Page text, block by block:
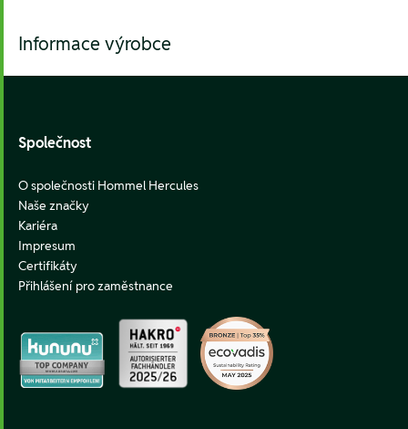
Informace výrobce
Společnost
O společnosti Hommel Hercules
Naše značky
Kariéra
Impresum
Certifikáty
Přihlášení pro zaměstnance